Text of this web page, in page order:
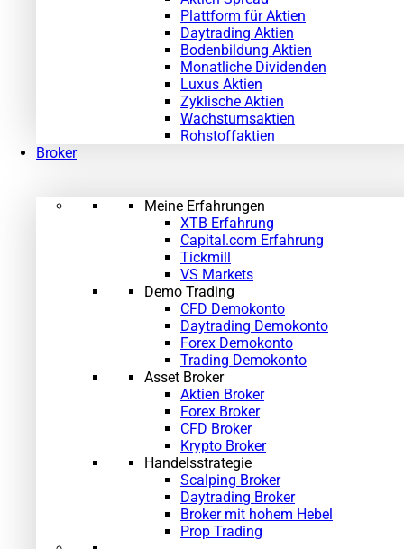
Plattform für Aktien
Daytrading Aktien
Bodenbildung Aktien
Monatliche Dividenden
Luxus Aktien
Zyklische Aktien
Wachstumsaktien
Rohstoffaktien
Broker
Meine Erfahrungen
XTB Erfahrung
Capital.com Erfahrung
Tickmill
VS Markets
Demo Trading
CFD Demokonto
Daytrading Demokonto
Forex Demokonto
Trading Demokonto
Asset Broker
Aktien Broker
Forex Broker
CFD Broker
Krypto Broker
Handelsstrategie
Scalping Broker
Daytrading Broker
Broker mit hohem Hebel
Prop Trading